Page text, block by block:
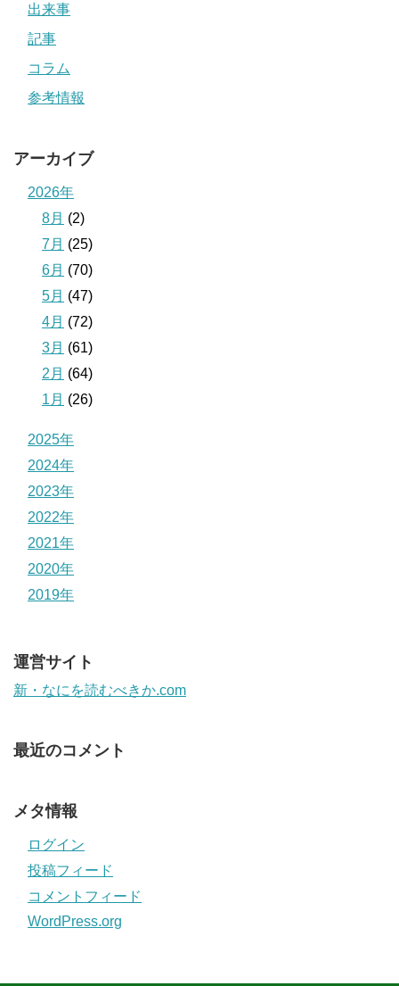
出来事
記事
コラム
参考情報
アーカイブ
2026年
8月 (2)
7月 (25)
6月 (70)
5月 (47)
4月 (72)
3月 (61)
2月 (64)
1月 (26)
2025年
2024年
2023年
2022年
2021年
2020年
2019年
運営サイト
新・なにを読むべきか.com
最近のコメント
メタ情報
ログイン
投稿フィード
コメントフィード
WordPress.org